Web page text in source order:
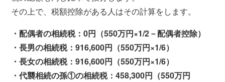
その上で、税額控除がある人はその計算をします。
・配偶者の相続税：0円（550万円×1/2－配偶者控除）
・長男の相続税：916,600円（550万円×1/6）
・長女の相続税：916,600円（550万円×1/6）
・代襲相続の孫①の相続税：458,300円（550万円